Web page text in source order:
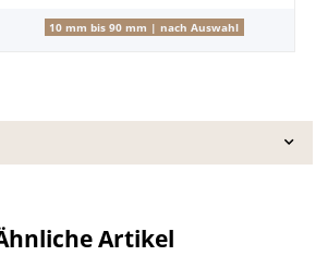
10 mm bis 90 mm | nach Auswahl
Artikel